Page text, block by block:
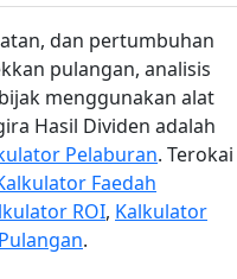
dan pertumbuhan
pulangan, analisis
menggunakan alat
Hasil Dividen adalah
Pelaburan. Terokai
Faedah
ROI, Kalkulator
.